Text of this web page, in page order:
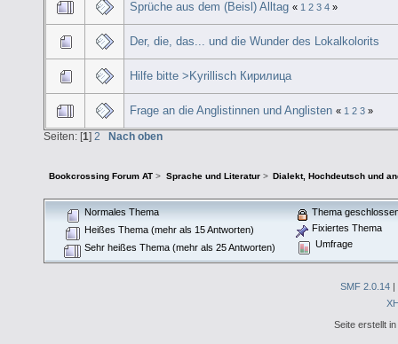
Sprüche aus dem (Beisl) Alltag « 1 2 3 4 »
Der, die, das... und die Wunder des Lokalkolorits
Hilfe bitte >Kyrillisch Кирилица
Frage an die Anglistinnen und Anglisten « 1 2 3 »
Seiten: [1] 2 Nach oben
Bookcrossing Forum AT > Sprache und Literatur> Dialekt, Hochdeutsch und
Normales Thema
Heißes Thema (mehr als 15 Antworten)
Sehr heißes Thema (mehr als 25 Antworten)
Thema
Fixiertes Thema
Umfrage
SMF 2.0.14 |
Seite erstellt